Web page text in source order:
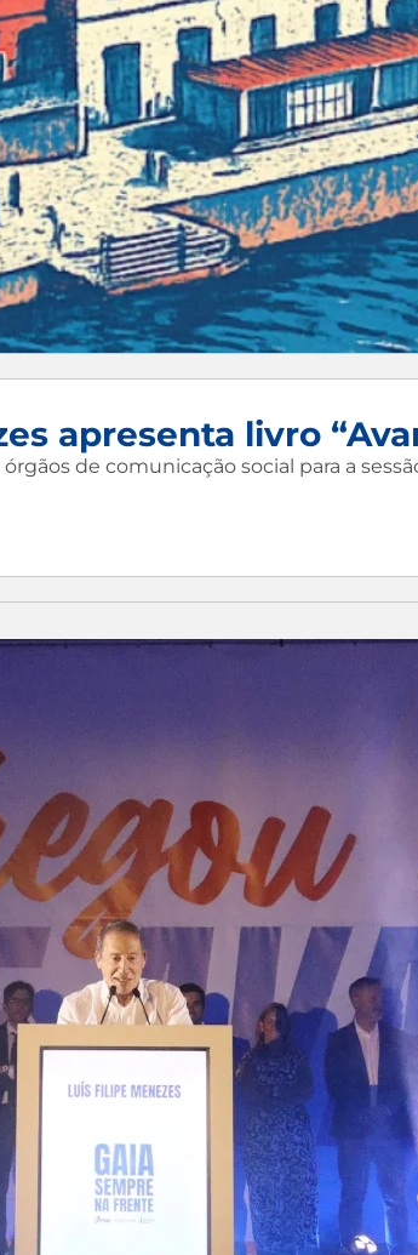
apresenta livro
de comunicação social para a